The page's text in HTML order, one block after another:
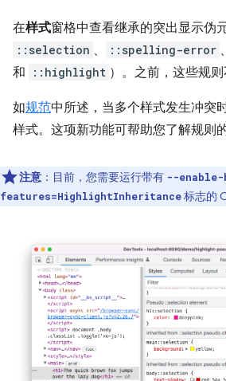
在样式窗格中查看继承的突出显示伪
::selection 、 ::spelling-error 、
和 ::highlight ）。之前，这些规则
如规范中所述，当多个样式发生冲突
样式。这项新功能可帮助您了解规则
注意 ：目前，您需要运行带有 --
features=HighlightInheritance标志的